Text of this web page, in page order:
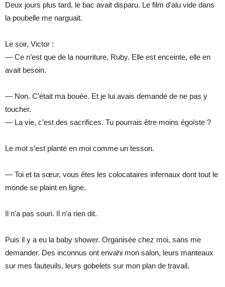
Deux jours plus tard, le bac avait disparu. Le film d’alu vide dans
la poubelle me narguait.
Le soir, Victor :
— Ce n’est que de la nourriture, Ruby. Elle est enceinte, elle en
avait besoin.
— Non. C’était ma bouée. Et je lui avais demandé de ne pas y
toucher.
— La vie, c’est des sacrifices. Tu pourrais être moins égoïste ?
Le mot s’est planté en moi comme un tesson.
— Toi et ta sœur, vous êtes les colocataires infernaux dont tout le
monde se plaint en ligne.
Il n’a pas souri. Il n’a rien dit.
Puis il y a eu la baby shower. Organisée chez moi, sans me
demander. Des inconnus ont envahi mon salon, leurs manteaux
sur mes fauteuils, leurs gobelets sur mon plan de travail.